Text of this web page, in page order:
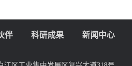
伴 科研成果 新闻中心